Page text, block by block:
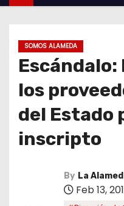
SOMOS ALAMEDA
Escándalo:
los
del Estado
inscripto
By La
Feb 13,